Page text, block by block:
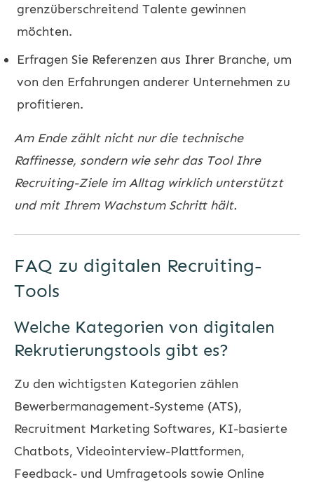
grenzüberschreitend Talente gewinnen
möchten.
Erfragen Sie Referenzen aus Ihrer Branche, um
von den Erfahrungen anderer Unternehmen zu
profitieren.
Am Ende zählt nicht nur die technische
Raffinesse, sondern wie sehr das Tool Ihre
Recruiting-Ziele im Alltag wirklich unterstützt
und mit Ihrem Wachstum Schritt hält.
FAQ zu digitalen Recruiting-
Tools
Welche Kategorien von digitalen
Rekrutierungstools gibt es?
Zu den wichtigsten Kategorien zählen
Bewerbermanagement-Systeme (ATS),
Recruitment Marketing Softwares, KI-basierte
Chatbots, Videointerview-Plattformen,
Feedback- und Umfragetools sowie Online